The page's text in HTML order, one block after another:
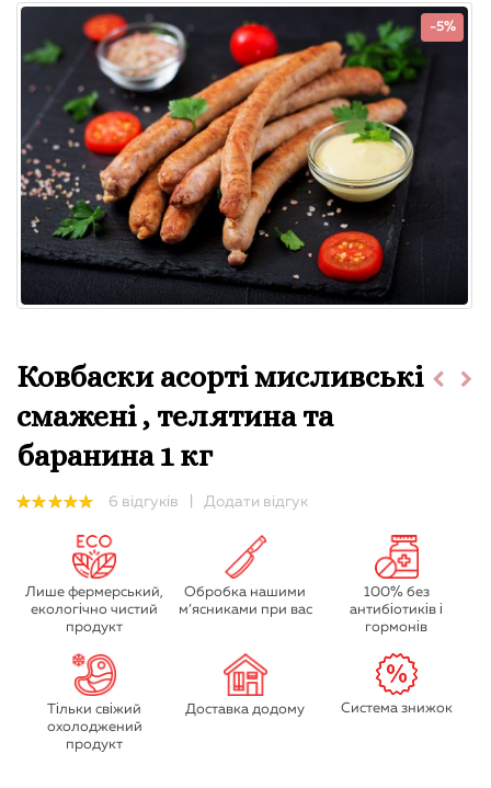
-5%
Ковбаски асорті мисливські
смажені , телятина та
баранина 1 кг
6 відгуків Додати відгук
Лише фермерський,
екологічно чистий
продукт
Обробка нашими
м’ясниками при вас
100% без
антибіотиків і
гормонів
Тільки свіжий
охолоджений
продукт
Доставка додому Система знижок